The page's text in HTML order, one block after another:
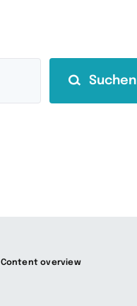
Suchen
Content overview